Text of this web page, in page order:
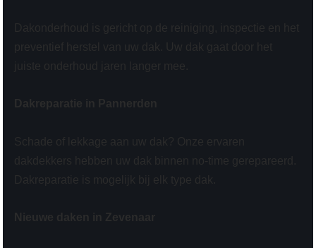
Dakonderhoud is gericht op de reiniging, inspectie en het
preventief herstel van uw dak. Uw dak gaat door het
juiste onderhoud jaren langer mee.
Dakreparatie in Pannerden
Schade of lekkage aan uw dak? Onze ervaren
dakdekkers hebben uw dak binnen no-time gerepareerd.
Dakreparatie is mogelijk bij elk type dak.
Nieuwe daken in Zevenaar